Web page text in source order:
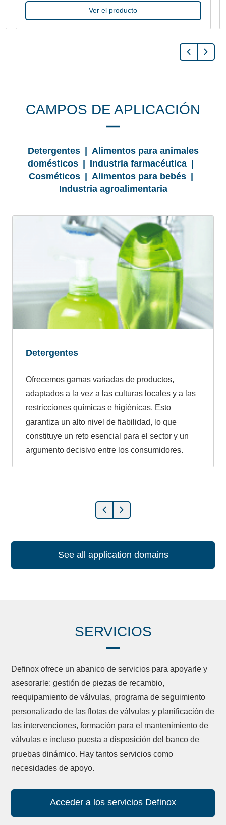
Ver el producto
CAMPOS DE APLICACIÓN
Detergentes | Alimentos para animales
domésticos | Industria farmacéutica |
Cosméticos | Alimentos para bebés |
Industria agroalimentaria
Detergentes
Ofrecemos gamas variadas de productos,
adaptados a la vez a las culturas locales y a las
restricciones químicas e higiénicas. Esto
garantiza un alto nivel de fiabilidad, lo que
constituye un reto esencial para el sector y un
argumento decisivo entre los consumidores.
See all application domains
SERVICIOS
Definox ofrece un abanico de servicios para apoyarle y
asesorarle: gestión de piezas de recambio,
reequipamiento de válvulas, programa de seguimiento
personalizado de las flotas de válvulas y planificación de
las intervenciones, formación para el mantenimiento de
válvulas e incluso puesta a disposición del banco de
pruebas dinámico. Hay tantos servicios como
necesidades de apoyo.
Acceder a los servicios Definox